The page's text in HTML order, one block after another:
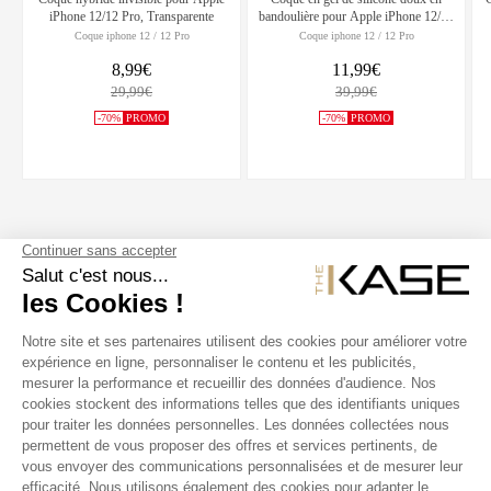
iPhone 12/12 Pro, Transparente
Coque iphone 12 / 12 Pro
8,99€
29,99€
-70% PROMO
bandoulière pour Apple iPhone 12/12
Pro, Bleu Oxford
Coque iphone 12 / 12 Pro
11,99€
39,99€
-70% PROMO
NOS PRODUITS
THE KASE